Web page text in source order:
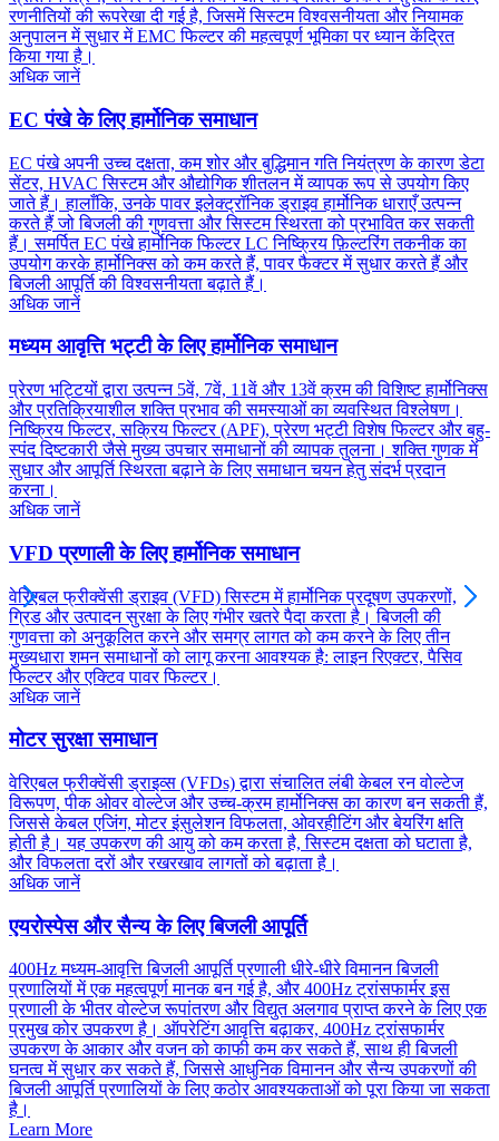
रणनीतियों की रूपरेखा दी गई है, जिसमें सिस्टम विश्वसनीयता और नियामक
अनुपालन में सुधार में EMC फिल्टर की महत्वपूर्ण भूमिका पर ध्यान केंद्रित
किया गया है।
अधिक जानें
EC पंखे के लिए हार्मोनिक समाधान
EC पंखे अपनी उच्च दक्षता, कम शोर और बुद्धिमान गति नियंत्रण के कारण डेटा
सेंटर, HVAC सिस्टम और औद्योगिक शीतलन में व्यापक रूप से उपयोग किए
जाते हैं। हालाँकि, उनके पावर इलेक्ट्रॉनिक ड्राइव हार्मोनिक धाराएँ उत्पन्न
करते हैं जो बिजली की गुणवत्ता और सिस्टम स्थिरता को प्रभावित कर सकती
हैं। समर्पित EC पंखे हार्मोनिक फिल्टर LC निष्क्रिय फ़िल्टरिंग तकनीक का
उपयोग करके हार्मोनिक्स को कम करते हैं, पावर फैक्टर में सुधार करते हैं और
बिजली आपूर्ति की विश्वसनीयता बढ़ाते हैं।
अधिक जानें
मध्यम आवृत्ति भट्टी के लिए हार्मोनिक समाधान
प्रेरण भट्टियों द्वारा उत्पन्न 5वें, 7वें, 11वें और 13वें क्रम की विशिष्ट हार्मोनिक्स
और प्रतिक्रियाशील शक्ति प्रभाव की समस्याओं का व्यवस्थित विश्लेषण।
निष्क्रिय फिल्टर, सक्रिय फिल्टर (APF), प्रेरण भट्टी विशेष फिल्टर और बहु-
स्पंद दिष्टकारी जैसे मुख्य उपचार समाधानों की व्यापक तुलना। शक्ति गुणक में
सुधार और आपूर्ति स्थिरता बढ़ाने के लिए समाधान चयन हेतु संदर्भ प्रदान
करना।
अधिक जानें
VFD प्रणाली के लिए हार्मोनिक समाधान
वेरिएबल फ्रीक्वेंसी ड्राइव (VFD) सिस्टम में हार्मोनिक प्रदूषण उपकरणों,
ग्रिड और उत्पादन सुरक्षा के लिए गंभीर खतरे पैदा करता है। बिजली की
गुणवत्ता को अनुकूलित करने और समग्र लागत को कम करने के लिए तीन
मुख्यधारा शमन समाधानों को लागू करना आवश्यक है: लाइन रिएक्टर, पैसिव
फिल्टर और एक्टिव पावर फिल्टर।
अधिक जानें
मोटर सुरक्षा समाधान
वेरिएबल फ्रीक्वेंसी ड्राइव्स (VFDs) द्वारा संचालित लंबी केबल रन वोल्टेज
विरूपण, पीक ओवर वोल्टेज और उच्च-क्रम हार्मोनिक्स का कारण बन सकती हैं,
जिससे केबल एजिंग, मोटर इंसुलेशन विफलता, ओवरहीटिंग और बेयरिंग क्षति
होती है। यह उपकरण की आयु को कम करता है, सिस्टम दक्षता को घटाता है,
और विफलता दरों और रखरखाव लागतों को बढ़ाता है।
अधिक जानें
एयरोस्पेस और सैन्य के लिए बिजली आपूर्ति
400Hz मध्यम-आवृत्ति बिजली आपूर्ति प्रणाली धीरे-धीरे विमानन बिजली
प्रणालियों में एक महत्वपूर्ण मानक बन गई है, और 400Hz ट्रांसफार्मर इस
प्रणाली के भीतर वोल्टेज रूपांतरण और विद्युत अलगाव प्राप्त करने के लिए एक
प्रमुख कोर उपकरण है। ऑपरेटिंग आवृत्ति बढ़ाकर, 400Hz ट्रांसफार्मर
उपकरण के आकार और वजन को काफी कम कर सकते हैं, साथ ही बिजली
घनत्व में सुधार कर सकते हैं, जिससे आधुनिक विमानन और सैन्य उपकरणों की
बिजली आपूर्ति प्रणालियों के लिए कठोर आवश्यकताओं को पूरा किया जा सकता
है।
Learn More